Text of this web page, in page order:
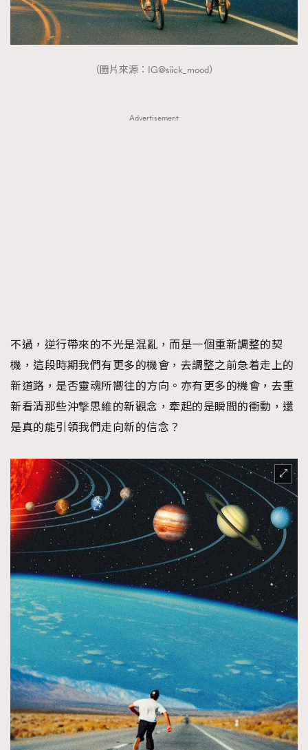
TRENDING
AFrenchMind
DressLikeAParisienne
EmpowerF
FashionWeek FigaroAesthetic
（圖片來源：IG@siick_mood）
Advertisement
不過，逆行帶來的不光是混亂，而是一個重新調整的契
機，這段時期我們有更多的機會，去調整之前急着走上的
新道路，是否靈魂所嚮往的方向。亦有更多的機會，去重
新看清那些沖撃思維的新觀念，牽起的是瞬間的衝動，還
是真的能引領我們走向新的信念？